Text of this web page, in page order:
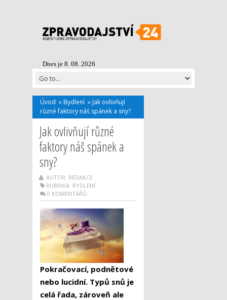
Dnes je 8. 08. 2026
Úvod » Bydlení » Jak ovlivňují
různé faktory náš spánek a sny?
Jak ovlivňují různé
faktory náš spánek a
sny?
AUTOR: REDAKCE
RUBRIKA: BYDLENÍ
0 KOMENTÁŘŮ
Pokračovací, podnětové
nebo lucidní. Typů snů je
celá řada, zároveň ale